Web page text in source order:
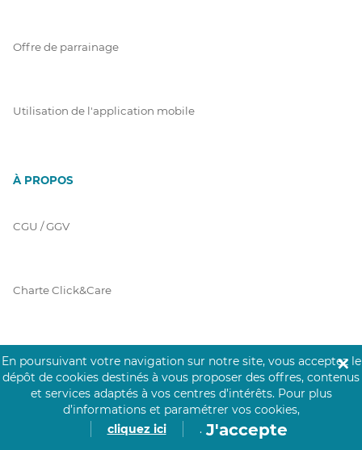
Offre de parrainage
Utilisation de l'application mobile
À PROPOS
CGU / GGV
Charte Click&Care
Code de Déontologie
Mentions Légales
En poursuivant votre navigation sur notre site, vous acceptez le
dépôt de cookies destinés à vous proposer des offres, contenus
et services adaptés à vos centres d’intérêts. Pour plus
d’informations et paramétrer vos cookies,
cliquez ici
. J'accepte
✕